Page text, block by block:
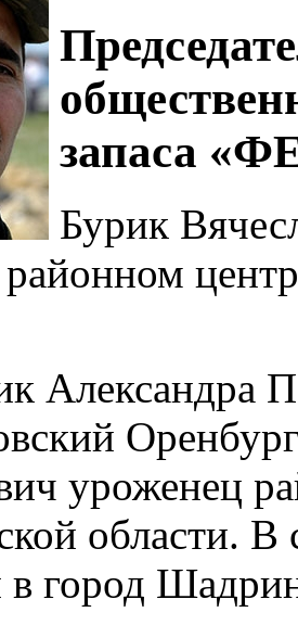
запаса
Бурик
районном
Александра
уроженец
области. В
в город